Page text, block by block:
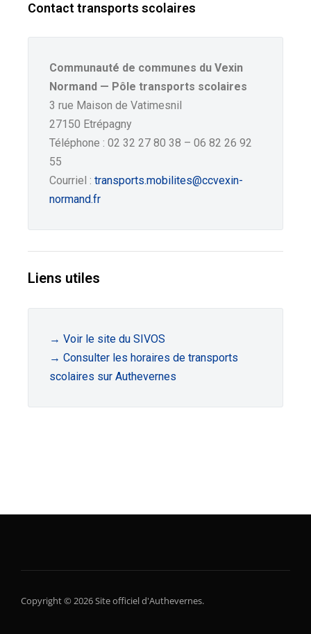
Contact transports scolaires
Communauté de communes du Vexin
Normand — Pôle transports scolaires
3 rue Maison de Vatimesnil
27150 Etrépagny
Téléphone : 02 32 27 80 38 – 06 82 26 92
55
Courriel : transports.mobilites@ccvexin-
normand.fr
Liens utiles
→ Voir le site du SIVOS
→ Consulter les horaires de transports
scolaires sur Authevernes
Copyright © 2026 Site officiel d'Authevernes.